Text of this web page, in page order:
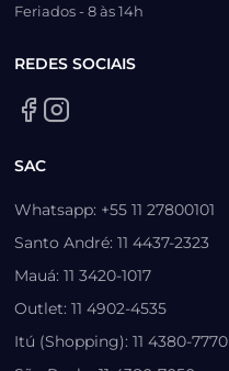
Feriados - 8 às 14h
REDES SOCIAIS
SAC
Whatsapp: +55 11 27800101
Santo André: 11 4437-2323
Mauá: 11 3420-1017
Outlet: 11 4902-4535
Itú (Shopping): 11 4380-7770